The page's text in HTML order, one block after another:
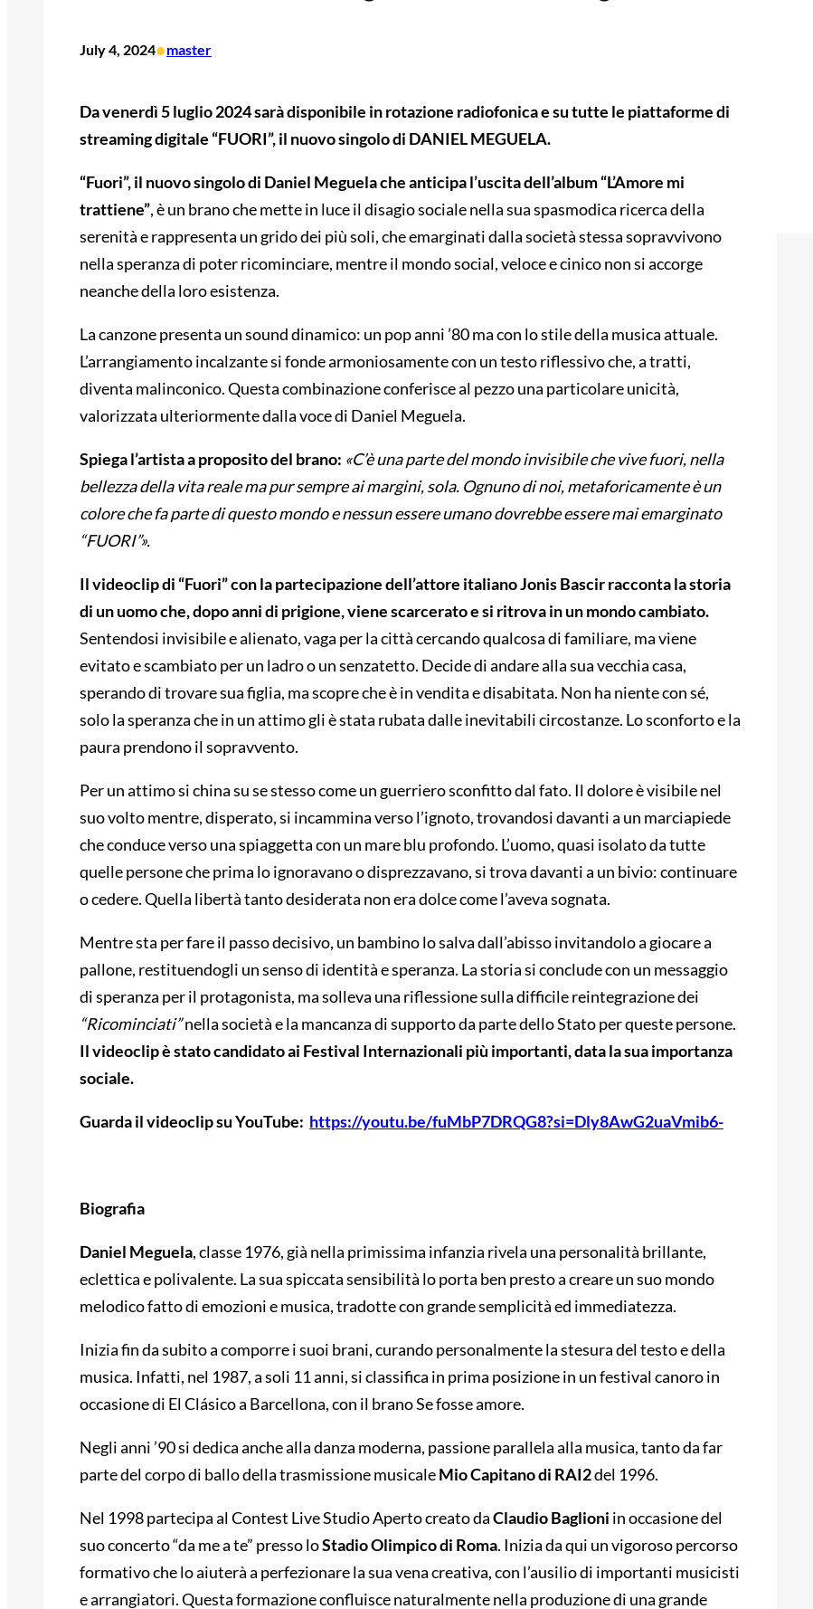
July 4, 2024•master
Da venerdì 5 luglio 2024 sarà disponibile in rotazione radiofonica e su tutte le piattaforme di
streaming digitale “FUORI”, il nuovo singolo di DANIEL MEGUELA.
“Fuori”, il nuovo singolo di Daniel Meguela che anticipa l’uscita dell’album “L’Amore mi
trattiene”, è un brano che mette in luce il disagio sociale nella sua spasmodica ricerca della
serenità e rappresenta un grido dei più soli, che emarginati dalla società stessa sopravvivono
nella speranza di poter ricominciare, mentre il mondo social, veloce e cinico non si accorge
neanche della loro esistenza.
La canzone presenta un sound dinamico: un pop anni ’80 ma con lo stile della musica attuale.
L’arrangiamento incalzante si fonde armoniosamente con un testo riflessivo che, a tratti,
diventa malinconico. Questa combinazione conferisce al pezzo una particolare unicità,
valorizzata ulteriormente dalla voce di Daniel Meguela.
Spiega l’artista a proposito del brano: «C’è una parte del mondo invisibile che vive fuori, nella
bellezza della vita reale ma pur sempre ai margini, sola. Ognuno di noi, metaforicamente è un
colore che fa parte di questo mondo e nessun essere umano dovrebbe essere mai emarginato
“FUORI”».
Il videoclip di “Fuori” con la partecipazione dell’attore italiano Jonis Bascir racconta la storia
di un uomo che, dopo anni di prigione, viene scarcerato e si ritrova in un mondo cambiato.
Sentendosi invisibile e alienato, vaga per la città cercando qualcosa di familiare, ma viene
evitato e scambiato per un ladro o un senzatetto. Decide di andare alla sua vecchia casa,
sperando di trovare sua figlia, ma scopre che è in vendita e disabitata. Non ha niente con sé,
solo la speranza che in un attimo gli è stata rubata dalle inevitabili circostanze. Lo sconforto e la
paura prendono il sopravvento.
Per un attimo si china su se stesso come un guerriero sconfitto dal fato. Il dolore è visibile nel
suo volto mentre, disperato, si incammina verso l’ignoto, trovandosi davanti a un marciapiede
che conduce verso una spiaggetta con un mare blu profondo. L’uomo, quasi isolato da tutte
quelle persone che prima lo ignoravano o disprezzavano, si trova davanti a un bivio: continuare
o cedere. Quella libertà tanto desiderata non era dolce come l’aveva sognata.
Mentre sta per fare il passo decisivo, un bambino lo salva dall’abisso invitandolo a giocare a
pallone, restituendogli un senso di identità e speranza. La storia si conclude con un messaggio
di speranza per il protagonista, ma solleva una riflessione sulla difficile reintegrazione dei
“Ricominciati”nella società e la mancanza di supporto da parte dello Stato per queste persone.
Il videoclip è stato candidato ai Festival Internazionali più importanti, data la sua importanza
sociale.
Guarda il videoclip su YouTube: https://youtu.be/fuMbP7DRQG8?si=Dly8AwG2uaVmib6-
Biografia
Daniel Meguela, classe 1976, già nella primissima infanzia rivela una personalità brillante,
eclettica e polivalente. La sua spiccata sensibilità lo porta ben presto a creare un suo mondo
melodico fatto di emozioni e musica, tradotte con grande semplicità ed immediatezza.
Inizia fin da subito a comporre i suoi brani, curando personalmente la stesura del testo e della
musica. Infatti, nel 1987, a soli 11 anni, si classifica in prima posizione in un festival canoro in
occasione di El Clásico a Barcellona, con il brano Se fosse amore.
Negli anni ’90 si dedica anche alla danza moderna, passione parallela alla musica, tanto da far
parte del corpo di ballo della trasmissione musicaleMio Capitano di RAI2del 1996.
Nel 1998 partecipa al Contest Live Studio Aperto creato daClaudio Baglioni in occasione del
suo concerto “da me a te” presso loStadio Olimpico di Roma. Inizia da qui un vigoroso percorso
formativo che lo aiuterà a perfezionare la sua vena creativa, con l’ausilio di importanti musicisti
e arrangiatori. Questa formazione confluisce naturalmente nella produzione di una grande